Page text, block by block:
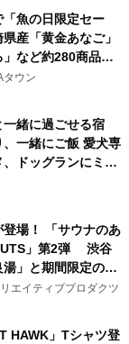
「魚の日限定セー
産「黄金あなご」
など約280商品を
の定例企画～
タウン
一緒に過ごせる宿
一緒にご飯 愛犬専
ドッグランにミニ
とトレーラーハウ
場！ 「サウナのあ
」第2弾 渋谷
」と期間限定のコ
ウナイキタイコラ
！
エイティブプロダクツ
HAWK」Tシャツ登